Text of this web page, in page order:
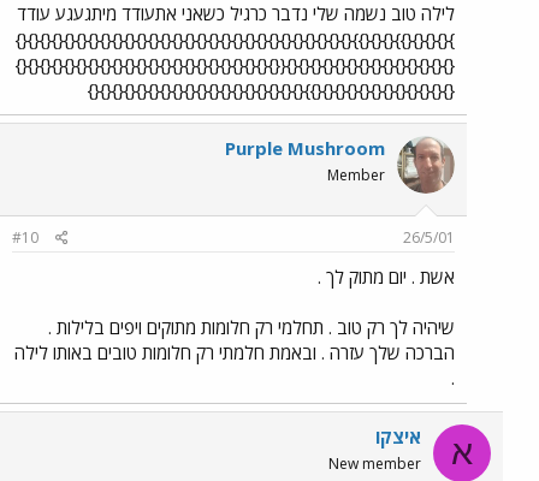
לילה טוב נשמה שלי נדבר כרגיל כשאני אתעודד מיתגעגע עודד
}{}{}{}{}}{}{}{}}{}{}{}{}{}{}{}{}{}{}{}{}{}{}{}{}{}{}{}{}{}{}{}{}{}{}{}{}
{}{}{}{}{}{}{}{}{}{}{}{}{}{}{{}{}{}{}{}{}{}{}{}{}{}{}{}{}{}{}{}{}{}{}{}{}
{}{}{}{}{}{}{}{}{}{}{}{}}{}{}{}{}{}{}{}{}{}{}{}{}{}{}{}{}{}{}
Purple Mushroom
Member
26/5/01
#10
אשת . יום מתוק לך .
שיהיה לך רק טוב . תחלמי רק חלומות מתוקים ויפים בלילות .
הברכה שלך עזרה . ובאמת חלמתי רק חלומות טובים באותו לילה
.
א איצקו
New member